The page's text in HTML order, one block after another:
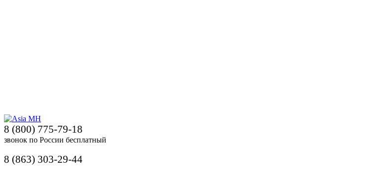
8 (800) 775-79-18
звонок по России бесплатный
8 (863) 303-29-44